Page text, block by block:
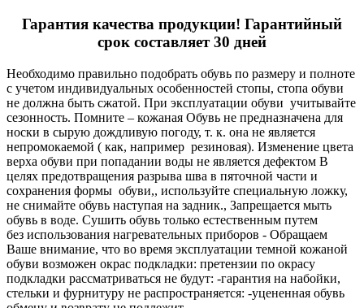
Гарантия качества продукции! Гарантийный
срок составляет 30 дней
Необходимо правильно подобрать обувь по размеру и полноте
с учетом индивидуальных особенностей стопы, стопа обуви
не должна быть сжатой. При эксплуатации обуви учитывайте
сезонность. Помните – кожаная Обувь не предназначена для
носки в сырую дождливую погоду, т. к. она не является
непромокаемой ( как, например резиновая). Изменение цвета
верха обуви при попадании воды не является дефектом В
целях предотвращения разрыва шва в пяточной части и
сохранения формы обуви,, используйте специальную ложку,
не снимайте обувь наступая на задник., Запрещается мыть
обувь в воде. Сушить обувь только естественным путем
без использования нагревательных приборов - Обращаем
Ваше внимание, что во время эксплуатации темной кожаной
обуви возможен окрас подкладки: претензии по окрасу
подкладки рассматриваться не будут: -гарантия на набойки,
стельки и фурнитуру не распространяется: -уцененная обувь